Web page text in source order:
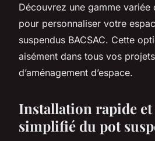
Découvrez une gamme variée
pour personnaliser votre
suspendus BACSAC. Cette
aisément dans tous vos
d’aménagement d’espace.
Installation rapide
simplifié du pot